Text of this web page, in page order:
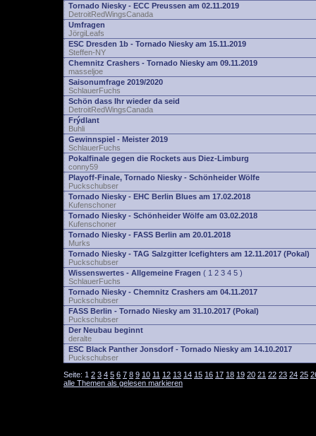
Tornado Niesky - ECC Preussen am 02.11.2019
DetroitRedWingsCanada
Umfragen
JörgiLeafs
ESC Dresden 1b - Tornado Niesky am 15.11.2019
Steffen-NY
Chemnitz Crashers - Tornado Niesky am 09.11.2019
masseljoe
Saisonumfrage 2019/2020
SchlauerFuchs
Schön dass Ihr wieder da seid
DetroitRedWingsCanada
Frýdlant
Buhli
Gewinnspiel - Meister 2019
SchlauerFuchs
Pokalfinale gegen die Rockets aus Diez-Limburg
conny59
Playoff-Finale, Tornado Niesky - Schönheider Wölfe
Puckschubser
Tornado Niesky - EHC Berlin Blues am 17.02.2018
Kufenschoner
Tornado Niesky - Schönheider Wölfe am 03.02.2018
Kufenschoner
Tornado Niesky - FASS Berlin am 20.01.2018
Murks
Tornado Niesky - TAG Salzgitter Icefighters am 12.11.2017 (Pokal)
Puckschubser
Wissenswertes - Allgemeine Fragen ( 1 2 3 4 5 )
SchlauerFuchs
Tornado Niesky - Chemnitz Crashers am 04.11.2017
Puckschubser
FASS Berlin - Tornado Niesky am 31.10.2017 (Pokal)
Puckschubser
Der Neubau beginnt
deralte
ESC Black Panther Jonsdorf - Tornado Niesky am 14.10.2017
Puckschubser
Seite: 1 2 3 4 5 6 7 8 9 10 11 12 13 14 15 16 17 18 19 20 21 22 23 24 25
alle Themen als gelesen markieren